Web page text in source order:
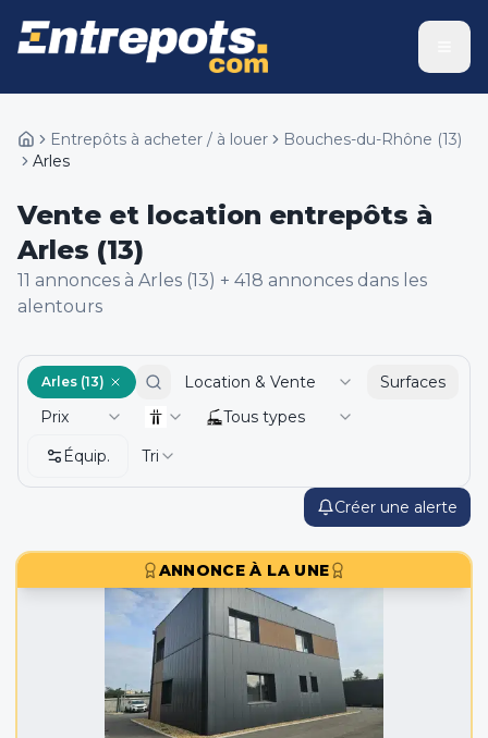
Entrepôts à acheter / à louer Bouches-du-Rhône (13)
Arles
Vente et location entrepôts à
Arles (13)
11 annonces à Arles (13) + 418 annonces dans les
alentours
Créer une alerte
Arles (13) Location & Vente
Surfaces
Prix
Tous types
Équip.
Tri
ANNONCE À LA UNE